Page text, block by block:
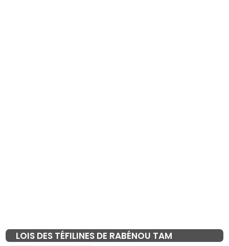
LOIS DES TÉFILINES DE RABÉNOU TAM